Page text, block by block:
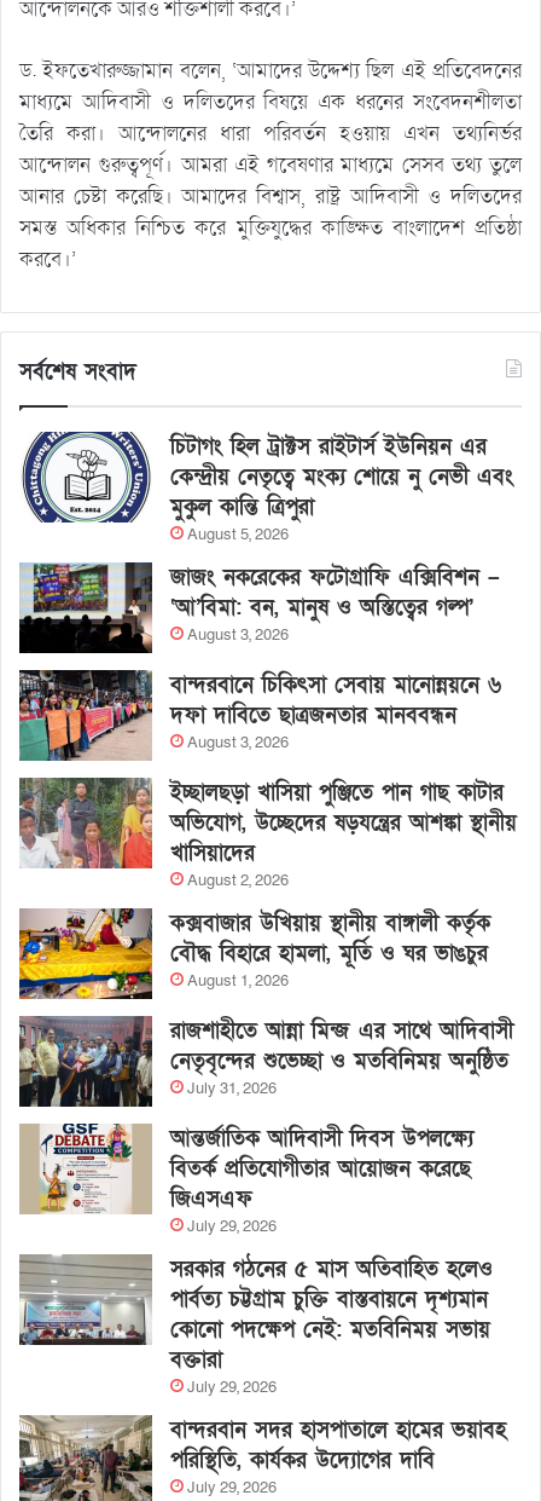
আন্দোলনকে আরও শক্তিশালী করবে।’
ড. ইফতেখারুজ্জামান বলেন, ‘আমাদের উদ্দেশ্য ছিল এই প্রতিবেদনের
মাধ্যমে আদিবাসী ও দলিতদের বিষয়ে এক ধরনের সংবেদনশীলতা
তৈরি করা। আন্দোলনের ধারা পরিবর্তন হওয়ায় এখন তথ্যনির্ভর
আন্দোলন গুরুত্বপূর্ণ। আমরা এই গবেষণার মাধ্যমে সেসব তথ্য তুলে
আনার চেষ্টা করেছি। আমাদের বিশ্বাস, রাষ্ট্র আদিবাসী ও দলিতদের
সমস্ত অধিকার নিশ্চিত করে মুক্তিযুদ্ধের কাঙ্ক্ষিত বাংলাদেশ প্রতিষ্ঠা
করবে।’
সর্বশেষ সংবাদ
চিটাগং হিল ট্রাক্টস রাইটার্স ইউনিয়ন এর
কেন্দ্রীয় নেতৃত্বে মংক্য শোয়ে নু নেভী এবং
মুকুল কান্তি ত্রিপুরা
August 5, 2026
জাজং নকরেকের ফটোগ্রাফি এক্সিবিশন –
‘আ’বিমা: বন, মানুষ ও অস্তিত্বের গল্প’
August 3, 2026
বান্দরবানে চিকিৎসা সেবায় মানোন্নয়নে ৬
দফা দাবিতে ছাত্রজনতার মানববন্ধন
August 3, 2026
ইচ্ছালছড়া খাসিয়া পুঞ্জিতে পান গাছ কাটার
অভিযোগ, উচ্ছেদের ষড়যন্ত্রের আশঙ্কা স্থানীয়
খাসিয়াদের
August 2, 2026
কক্সবাজার উখিয়ায় স্থানীয় বাঙ্গালী কর্তৃক
বৌদ্ধ বিহারে হামলা, মূর্তি ও ঘর ভাঙচুর
August 1, 2026
রাজশাহীতে আন্না মিন্জ এর সাথে আদিবাসী
নেতৃবৃন্দের শুভেচ্ছা ও মতবিনিময় অনুষ্ঠিত
July 31, 2026
আন্তর্জাতিক আদিবাসী দিবস উপলক্ষ্যে
বিতর্ক প্রতিযোগীতার আয়োজন করেছে
জিএসএফ
July 29, 2026
সরকার গঠনের ৫ মাস অতিবাহিত হলেও
পার্বত্য চট্টগ্রাম চুক্তি বাস্তবায়নে দৃশ্যমান
কোনো পদক্ষেপ নেই: মতবিনিময় সভায়
বক্তারা
July 29, 2026
বান্দরবান সদর হাসপাতালে হামের ভয়াবহ
পরিস্থিতি, কার্যকর উদ্যোগের দাবি
July 29, 2026